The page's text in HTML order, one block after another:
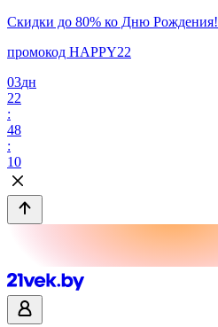
Скидки до 80% ко Дню Рождения!
промокод HAPPY22
03дн
22
:
48
:
10